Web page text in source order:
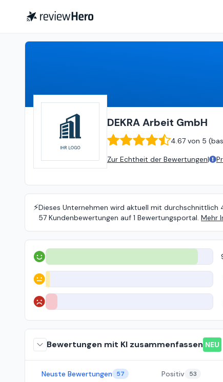
DEKRA Arbeit GmbH
4.67 von 5 (
Zur Echtheit der Bewertungen|
⚡️Dieses Unternehmen wird aktuell mit durchschnittlich
57 Kundenbewertungen auf 1 Bewertungsportal. Mehr
Positiv
Neutral
Negativ
Bewertungen mit KI zusammenfassen NEU
Neuste Bewertungen 57 Positiv 53